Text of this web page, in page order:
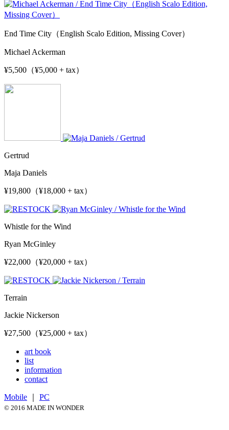
End Time City（English Scalo Edition, Missing Cover）
Michael Ackerman
¥5,500（¥5,000 + tax）
Gertrud
Maja Daniels
¥19,800（¥18,000 + tax）
Whistle for the Wind
Ryan McGinley
¥22,000（¥20,000 + tax）
Terrain
Jackie Nickerson
¥27,500（¥25,000 + tax）
art book
list
information
contact
Mobile PC
© 2016 MADE IN WONDER